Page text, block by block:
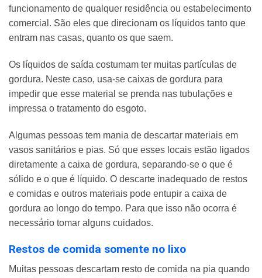
funcionamento de qualquer residência ou estabelecimento
comercial. São eles que direcionam os líquidos tanto que
entram nas casas, quanto os que saem.
Os líquidos de saída costumam ter muitas partículas de
gordura. Neste caso, usa-se caixas de gordura para
impedir que esse material se prenda nas tubulações e
impressa o tratamento do esgoto.
Algumas pessoas tem mania de descartar materiais em
vasos sanitários e pias. Só que esses locais estão ligados
diretamente a caixa de gordura, separando-se o que é
sólido e o que é líquido. O descarte inadequado de restos
e comidas e outros materiais pode entupir a caixa de
gordura ao longo do tempo. Para que isso não ocorra é
necessário tomar alguns cuidados.
Restos de comida somente no lixo
Muitas pessoas descartam resto de comida na pia quando